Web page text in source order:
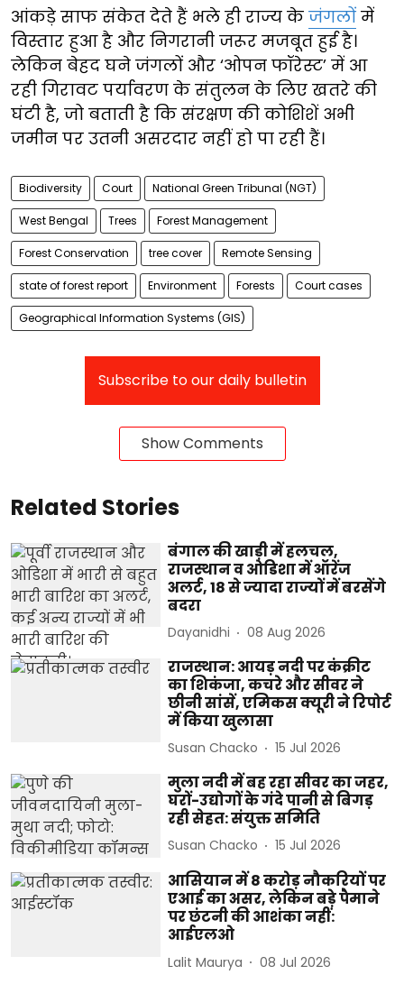
आंकड़े साफ संकेत देते हैं भले ही राज्य के जंगलों में
विस्तार हुआ है और निगरानी जरूर मजबूत हुई है।
लेकिन बेहद घने जंगलों और ‘ओपन फॉरेस्ट’ में आ
रही गिरावट पर्यावरण के संतुलन के लिए खतरे की
घंटी है, जो बताती है कि संरक्षण की कोशिशें अभी
जमीन पर उतनी असरदार नहीं हो पा रही हैं।
Biodiversity Court National Green Tribunal (NGT)
West Bengal Trees Forest Management
Forest Conservation tree cover Remote Sensing
state of forest report Environment Forests Court cases
Geographical Information Systems (GIS)
Subscribe to our daily bulletin
Show Comments
Related Stories
बंगाल की खाड़ी में हलचल,
राजस्थान व ओडिशा में ऑरेंज
अलर्ट, 18 से ज्यादा राज्यों में बरसेंगे
बदरा
Dayanidhi 08 Aug 2026
राजस्थान: आयड़ नदी पर कंक्रीट
का शिकंजा, कचरे और सीवर ने
छीनी सांसें, एमिकस क्यूरी ने रिपोर्ट
में किया खुलासा
Susan Chacko 15 Jul 2026
मुला नदी में बह रहा सीवर का जहर,
घरों-उद्योगों के गंदे पानी से बिगड़
रही सेहत: संयुक्त समिति
Susan Chacko 15 Jul 2026
आसियान में 8 करोड़ नौकरियों पर
एआई का असर, लेकिन बड़े पैमाने
पर छंटनी की आशंका नहीं:
आईएलओ
Lalit Maurya 08 Jul 2026